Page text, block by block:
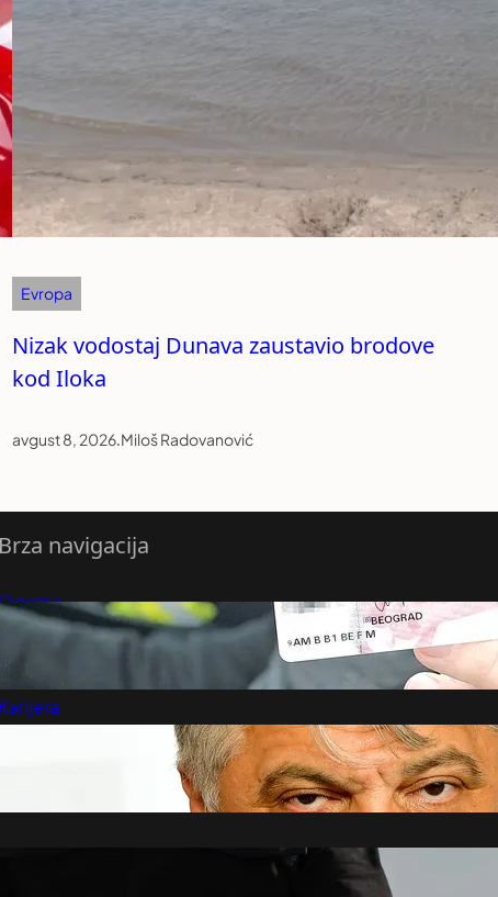
Evropa
Nizak vodostaj Dunava zaustavio brodove
kod Iloka
avgust 8, 2026.Miloš Radovanović
Brza navigacija
nama
Predloži Vest
Pretplatite se na vesti
Karijera